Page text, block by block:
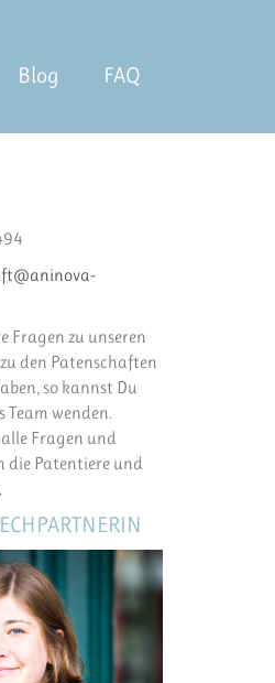
Blog FAQ
Fragen zu unseren
den Patenschaften
so kannst Du
Team wenden.
Fragen und
die Patentiere und